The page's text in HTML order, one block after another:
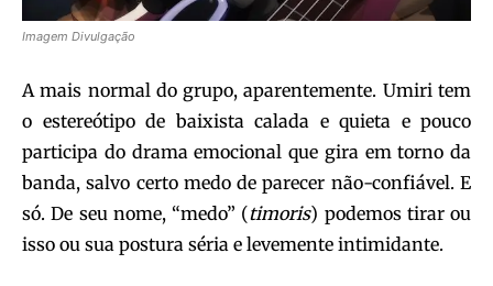
Imagem Divulgação
A mais normal do grupo, aparentemente. Umiri tem
o estereótipo de baixista calada e quieta e pouco
participa do drama emocional que gira em torno da
banda, salvo certo medo de parecer não-confiável. E
só. De seu nome, “medo” (timoris) podemos tirar ou
isso ou sua postura séria e levemente intimidante.